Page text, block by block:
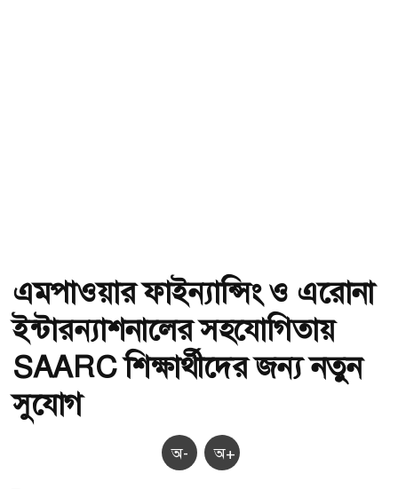
এমপাওয়ার ফাইন্যান্সিং ও এরোনা
ইন্টারন্যাশনালের সহযোগিতায়
SAARC শিক্ষার্থীদের জন্য নতুন
সুযোগ
অ- অ+